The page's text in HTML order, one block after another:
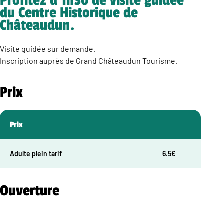
du Centre Historique de
Châteaudun.
Visite guidée sur demande.
Inscription auprès de Grand Châteaudun Tourisme.
Prix
Prix
Adulte plein tarif 6.5€
Ouverture